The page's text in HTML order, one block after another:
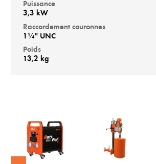
Puissance
3,3 kW
Raccordement couronnes
1¼" UNC
Poids
13,2 kg